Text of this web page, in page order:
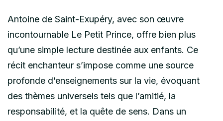
Antoine de Saint-Exupéry, avec son œuvre
incontournable Le Petit Prince, offre bien plus
qu’une simple lecture destinée aux enfants. Ce
récit enchanteur s’impose comme une source
profonde d’enseignements sur la vie, évoquant
des thèmes universels tels que l’amitié, la
responsabilité, et la quête de sens. Dans un